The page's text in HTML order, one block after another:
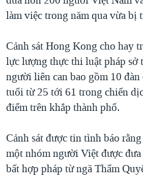
GIÁO DỤC
CÁC GIÁ TRỊ CỘNG HÒA Ở VIỆT
TRỊNH VĨNH BÌNH VS. CHÍNH PHỦ
NGƯ DÂN VIỆT VÀ LÀN SÓNG
BÊN KIA QUỐC LỘ: TIẾNG VỌNG
QUAN HỆ VIỆT MỸ
làm việc trong năm qua vừa bị
Cảnh sát Hong Kong cho hay
lực lượng thực thi luật pháp sở
người liên can bao gồm 10
tuổi từ 25 tới 61 trong chiến
điểm trên khắp thành phố.
Cảnh sát được tin tình báo
một nhóm người Việt được
bất hợp pháp từ ngã Thẩm